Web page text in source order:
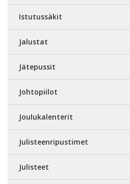
Istutussäkit
Jalustat
Jätepussit
Johtopiilot
Joulukalenterit
Julisteenripustimet
Julisteet